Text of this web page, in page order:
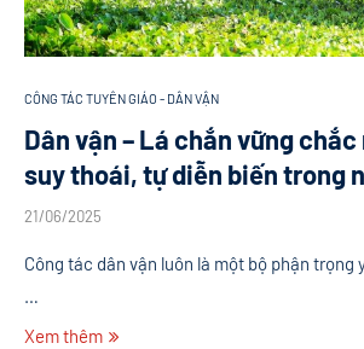
CÔNG TÁC TUYÊN GIÁO - DÂN VẬN
Dân vận – Lá chắn vững
suy thoái, tự diễn biến trong
21/06/2025
Công tác dân vận luôn là một bộ phận trọng
…
Xem thêm